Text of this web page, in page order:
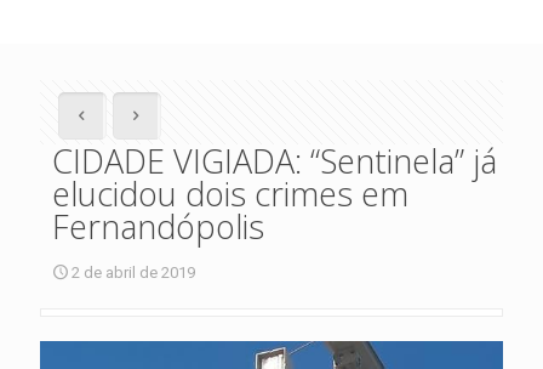
CIDADE VIGIADA: “Sentinela” já
elucidou dois crimes em
Fernandópolis
2 de abril de 2019